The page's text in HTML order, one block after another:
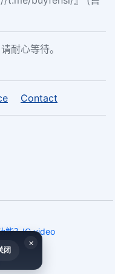
耐心等待。
Contact
能？IG video
×
闭